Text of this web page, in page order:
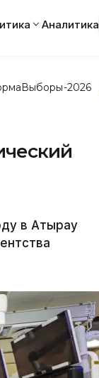
Аналитика
Выборы-2026
в Атырау